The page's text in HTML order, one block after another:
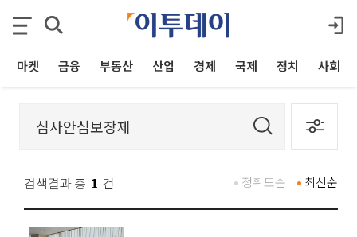
마켓 금융 부동산 산업 경제 국제 정치 사회
검색결과 총 1 건 최신순
정확도순